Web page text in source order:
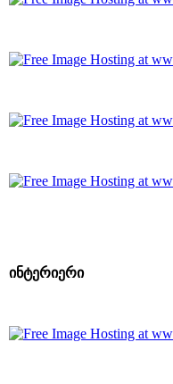
ინტერიერი